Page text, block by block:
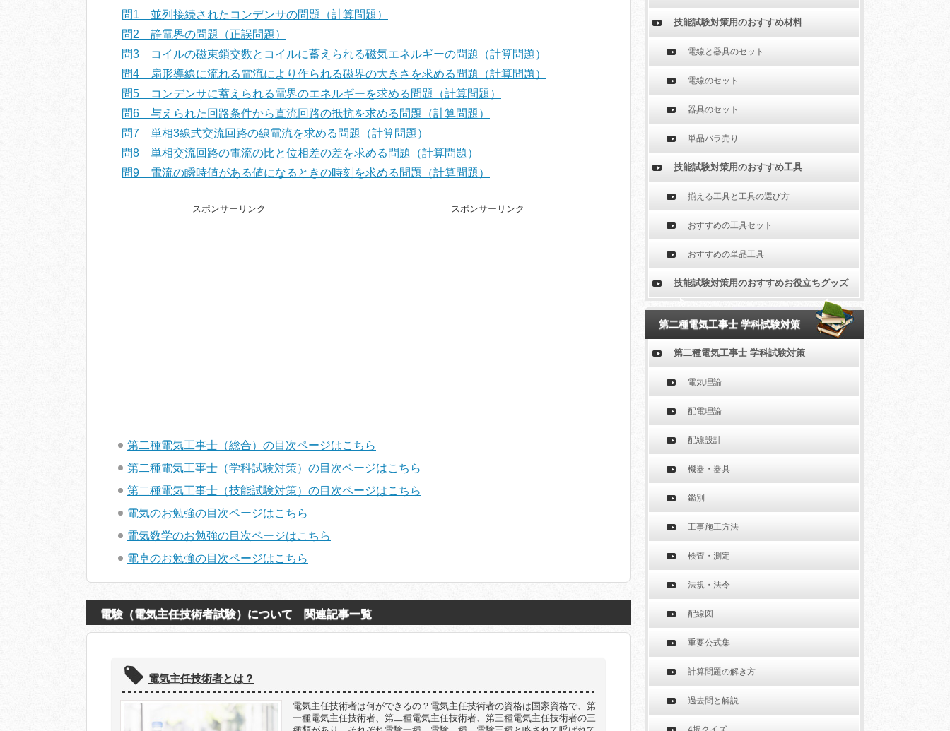
問1 並列接続されたコンデンサの問題（計算問題）
問2 静電界の問題（正誤問題）
問3 コイルの磁束鎖交数とコイルに蓄えられる磁気エネルギーの問題（計算問題）
問4 扇形導線に流れる電流により作られる磁界の大きさを求める問題（計算問題）
問5 コンデンサに蓄えられる電界のエネルギーを求める問題（計算問題）
問6 与えられた回路条件から直流回路の抵抗を求める問題（計算問題）
問7 単相3線式交流回路の線電流を求める問題（計算問題）
問8 単相交流回路の電流の比と位相差の差を求める問題（計算問題）
問9 電流の瞬時値がある値になるときの時刻を求める問題（計算問題）
スポンサーリンク スポンサーリンク
第二種電気工事士（総合）の目次ページはこちら
第二種電気工事士（学科試験対策）の目次ページはこちら
第二種電気工事士（技能試験対策）の目次ページはこちら
電気のお勉強の目次ページはこちら
電気数学のお勉強の目次ページはこちら
電卓のお勉強の目次ページはこちら
電験（電気主任技術者試験）について 関連記事一覧
電気主任技術者とは？
電気主任技術者は何ができるの？電気主任技術者の資格は国家資格で、第
一種電気主任技術者、第二種電気主任技術者、第三種電気主任技術者の三
技能試験対策用のおすすめ材料
電線と器具のセット
電線のセット
器具のセット
単品バラ売り
技能試験対策用のおすすめ工具
揃える工具と工具の選び方
おすすめの工具セット
おすすめの単品工具
技能試験対策用のおすすめお役立ちグッズ
第二種電気工事士 学科試験対策
第二種電気工事士 学科試験対策
電気理論
配電理論
配線設計
機器・器具
鑑別
工事施工方法
検査・測定
法規・法令
配線図
重要公式集
計算問題の解き方
過去問と解説